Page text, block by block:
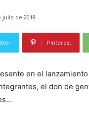
julio de 2018
Pinterest
en el
el don de